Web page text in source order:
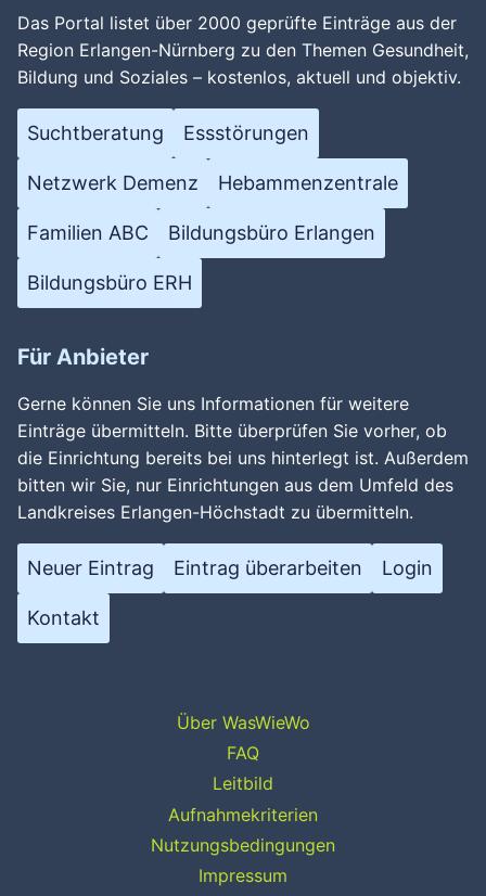
Das Portal listet über 2000 geprüfte Einträge aus der
Region Erlangen-Nürnberg zu den Themen Gesundheit,
Bildung und Soziales – kostenlos, aktuell und objektiv.
Suchtberatung Essstörungen
Netzwerk Demenz Hebammenzentrale
Familien ABC Bildungsbüro Erlangen
Bildungsbüro ERH
Für Anbieter
Gerne können Sie uns Informationen für weitere
Einträge übermitteln. Bitte überprüfen Sie vorher, ob
die Einrichtung bereits bei uns hinterlegt ist. Außerdem
bitten wir Sie, nur Einrichtungen aus dem Umfeld des
Landkreises Erlangen-Höchstadt zu übermitteln.
Neuer Eintrag Eintrag überarbeiten Login
Kontakt
Über WasWieWo
FAQ
Leitbild
Aufnahmekriterien
Nutzungsbedingungen
Impressum